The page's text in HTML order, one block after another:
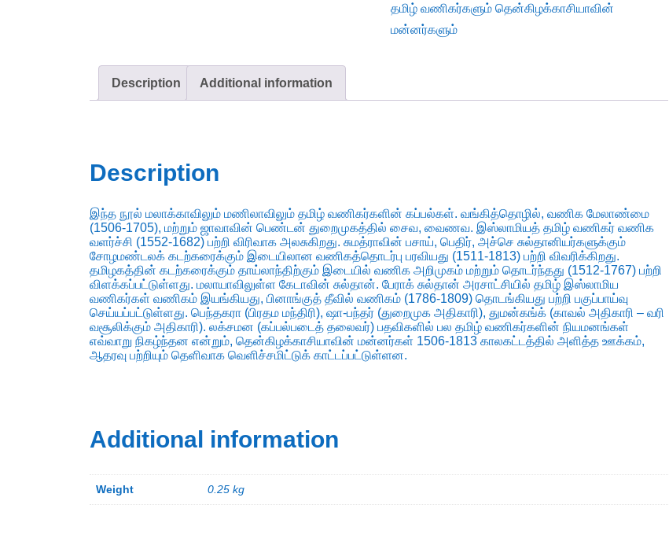
தமிழ் வணிகர்களும் தென்கிழக்காசியாவின்
மன்னர்களும்
Description Additional information
Description
இந்த நூல் மலாக்காவிலும் மணிலாவிலும் தமிழ் வணிகர்களின் கப்பல்கள். வங்கித்தொழில், வணிக மேலாண்மை
(1506-1705), மற்றும் ஜாவாவின் பெண்டன் துறைமுகத்தில் சைவ, வைணவ. இஸ்லாமியத் தமிழ் வணிகர் வணிக
வளர்ச்சி (1552-1682) பற்றி விரிவாக அலசுகிறது. சுமத்ராவின் பசாய், பெதிர், அச்செ சுல்தானியர்களுக்கும்
சோழமண்டலக் கடற்கரைக்கும் இடையிலான வணிகத்தொடர்பு பரவியது (1511-1813) பற்றி விவரிக்கிறது.
தமிழகத்தின் கடற்கரைக்கும் தாய்லாந்திற்கும் இடையில் வணிக அறிமுகம் மற்றும் தொடர்ந்தது (1512-1767) பற்றி
விளக்கப்பட்டுள்ளது. மலாயாவிலுள்ள கேடாவின் சுல்தான். பேராக் சுல்தான் அரசாட்சியில் தமிழ் இஸ்லாமிய
வணிகர்கள் வணிகம் இயங்கியது, பினாங்குத் தீவில் வணிகம் (1786-1809) தொடங்கியது பற்றி பகுப்பாய்வு
செய்யப்பட்டுள்ளது. பெந்தகரா (பிரதம மந்திரி), ஷா-பந்தர் (துறைமுக அதிகாரி), துமன்கங்க் (காவல் அதிகாரி – வரி
வசூலிக்கும் அதிகாரி). லக்சமன (கப்பல்படைத் தலைவர்) பதவிகளில் பல தமிழ் வணிகர்களின் நியமனங்கள்
எவ்வாறு நிகழ்ந்தன என்றும், தென்கிழக்காசியாவின் மன்னர்கள் 1506-1813 காலகட்டத்தில் அளித்த ஊக்கம்,
ஆதரவு பற்றியும் தெளிவாக வெளிச்சமிட்டுக் காட்டப்பட்டுள்ளன.
Additional information
Weight 0.25 kg